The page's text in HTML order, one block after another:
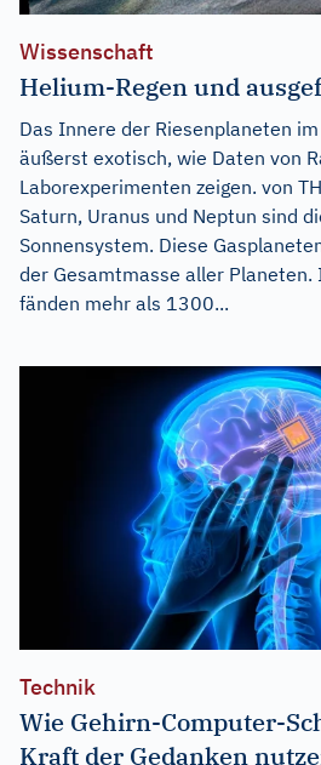
Wissenschaft
Helium-Regen und
Das Innere der Riesenplaneten
äußerst exotisch, wie Daten von
Laborexperimenten zeigen. von
Saturn, Uranus und Neptun sind
Sonnensystem. Diese
der Gesamtmasse aller
fänden mehr als 1300...
Technik
Wie Gehirn-Computer-
Kraft der Gedanken